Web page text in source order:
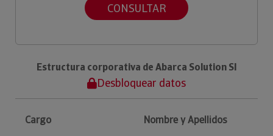
CONSULTAR
Estructura corporativa de Abarca Solution Sl
Desbloquear datos
Cargo Nombre y Apellidos